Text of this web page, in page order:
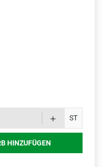
nicht verfügbar.)
nicht verfügbar.)
ST
HINZUFÜGEN